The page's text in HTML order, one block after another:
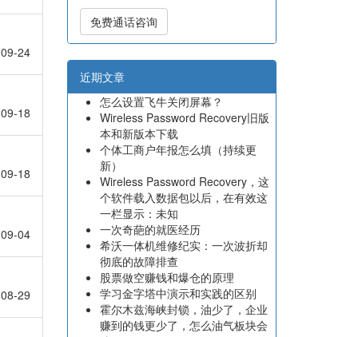
24
18
18
04
29
免费通话咨询
近期文章
怎么设置飞牛关闭屏幕？
Wireless Password Recovery旧版
本和新版本下载
个体工商户年报怎么填（持续更
新）
Wireless Password Recovery，这
个软件载入数据包以后，在有效这
一栏显示：未知
一次奇葩的就医经历
希沃一体机维修纪实：一次波折却
彻底的故障排查
股票做空赚钱和爆仓的原理
学习金字塔中演示和实践的区别
霍尔木兹海峡封锁，油少了，企业
赚到的钱更少了，怎么油气板块会